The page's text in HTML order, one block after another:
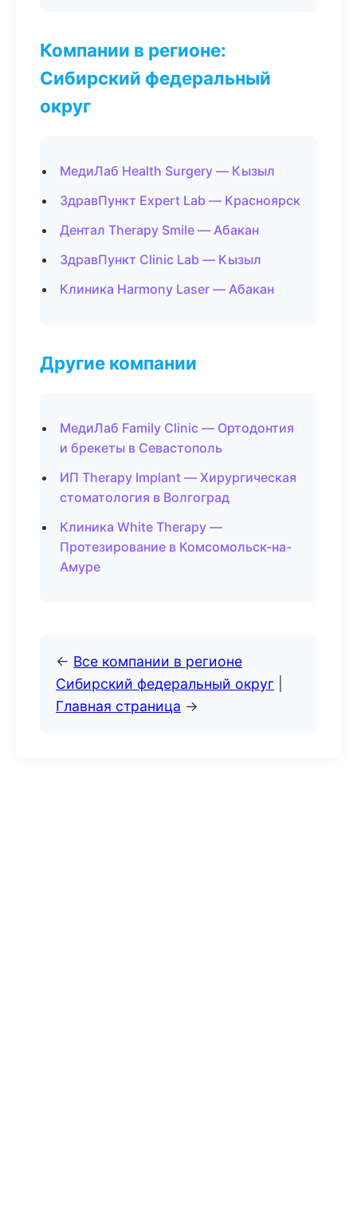
Компании в регионе:
Сибирский федеральный
округ
МедиЛаб Health Surgery — Кызыл
ЗдравПункт Expert Lab — Красноярск
Дентал Therapy Smile — Абакан
ЗдравПункт Clinic Lab — Кызыл
Клиника Harmony Laser — Абакан
Другие компании
МедиЛаб Family Clinic — Ортодонтия
и брекеты в Севастополь
ИП Therapy Implant — Хирургическая
стоматология в Волгоград
Клиника White Therapy —
Протезирование в Комсомольск-на-
Амуре
← Все компании в регионе
Сибирский федеральный округ
Главная страница →